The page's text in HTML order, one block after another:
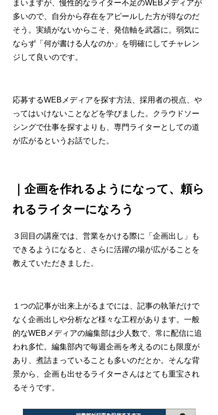
まいますが、慢性的なライター不足のWEBメディアが
多いので、自分から存在をアピールした方が得なのだ
そう。実績がないからこそ、発信軸を武器に。弱気に
ならず「何が書ける人なのか」を明確にしてチャレン
ジして良いのです。
応募するWEBメディアを探す方法、採用者の視点、や
ってはいけないことなどを学びました。クラウドソー
シングで仕事を探すよりも、専門ライターとしての道
が広がるというお話でした。
｜企画を作れるようになって、頼ら
れるライターになろう
３回目の講座では、営業をかける際に「企画出し」も
できるようになると、さらに活躍の場が広がることを
教えていただきました。
１つの記事が出来上がるまでには、記事の執筆だけで
なく企画出しや分析など様々な工程があります。 一般
的なWEBメディアの編集部は少人数で、常に配信に追
われ多忙。編集部内で毎週企画を考えるのにも限度が
あり、煮詰まっていることも多いのだとか。そんな背
景から、企画も出せるライターさんはとても重宝され
るそうです。